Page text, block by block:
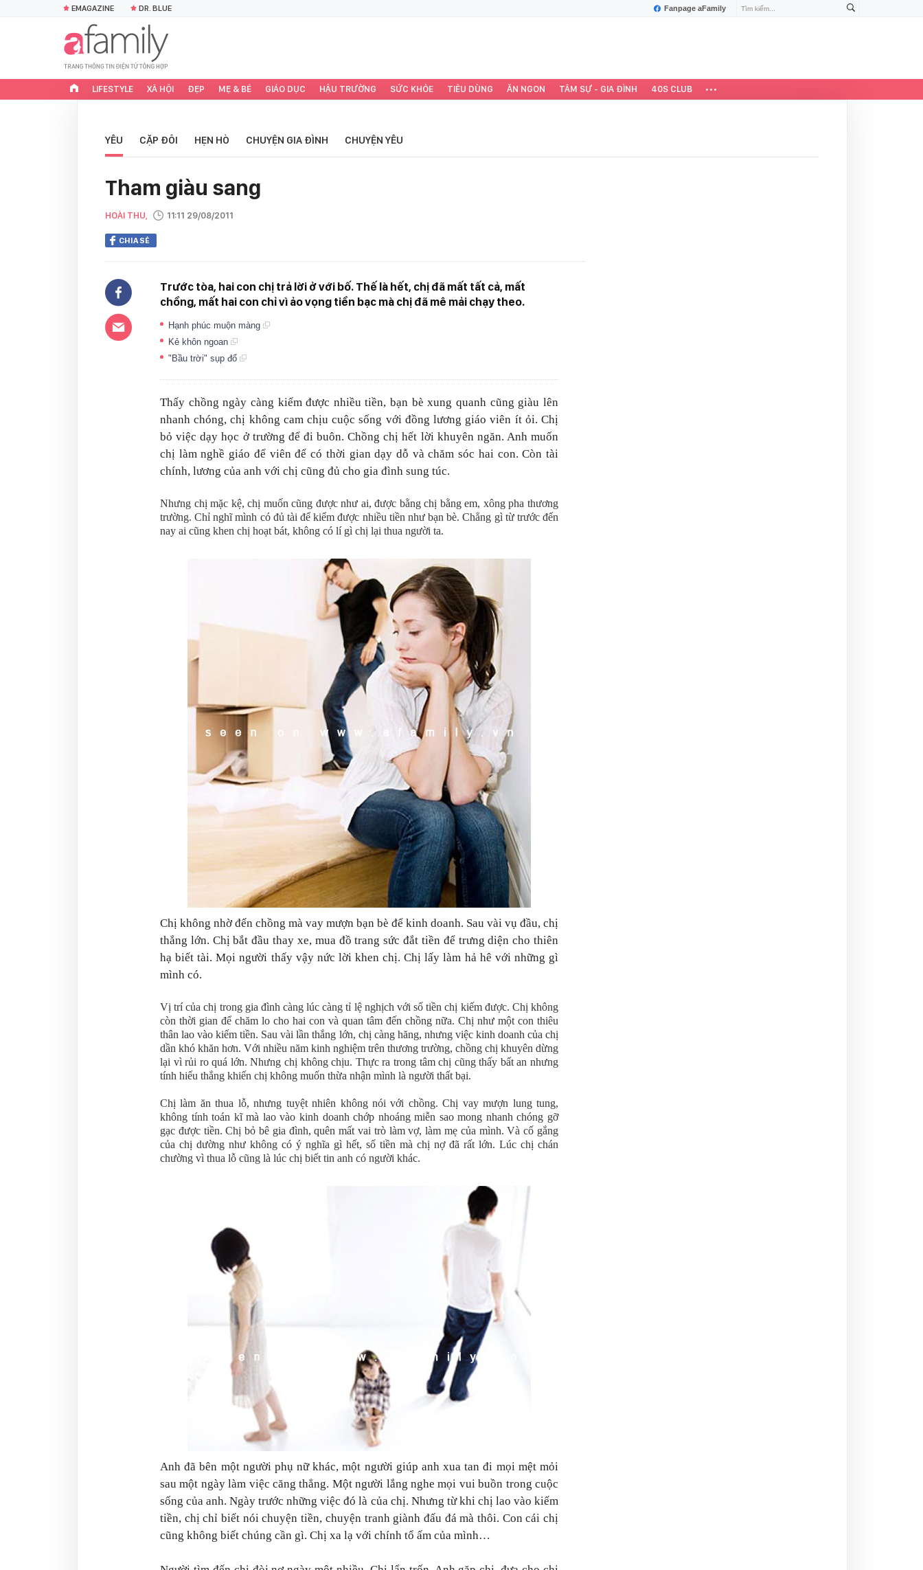
Fanpage aFamily
EMAGAZINE DR. BLUE
LIFESTYLE XÃ HỘI ĐẸP MẸ & BÉ GIÁO DỤC HẬU TRƯỜNG SỨC KHỎE TIÊU DÙNG ĂN NGON TÂM SỰ - GIA ĐÌNH 40S CLUB
YÊU CẶP ĐÔI HẸN HÒ CHUYỆN GIA ĐÌNH CHUYỆN YÊU
Tham giàu sang
HOÀI THU, 11:11 29/08/2011
CHIA SẺ
Trước tòa, hai con chị trả lời ở với bố. Thế là hết, chị đã mất tất cả, mất
chồng, mất hai con chỉ vì ảo vọng tiền bạc mà chị đã mê mải chạy theo.
Hạnh phúc muộn màng
Kẻ khôn ngoan
"Bầu trời" sụp đổ
Thấy chồng ngày càng kiếm được nhiều tiền, bạn bè xung quanh cũng giàu lên
nhanh chóng, chị không cam chịu cuộc sống với đồng lương giáo viên ít ỏi. Chị
bỏ việc dạy học ở trường để đi buôn. Chồng chị hết lời khuyên ngăn. Anh muốn
chị làm nghề giáo để viên để có thời gian dạy dỗ và chăm sóc hai con. Còn tài
chính, lương của anh với chị cũng đủ cho gia đình sung túc.
Nhưng chị mặc kệ, chị muốn cũng được như ai, được bằng chị bằng em, xông pha thương
trường. Chỉ nghĩ mình có đủ tài để kiểm được nhiều tiền như bạn bè. Chẳng gì từ trước đến
nay ai cũng khen chị hoạt bát, không có lí gì chị lại thua người ta.
Chị không nhờ đến chồng mà vay mượn bạn bè để kinh doanh. Sau vài vụ đầu, chị
thắng lớn. Chị bắt đầu thay xe, mua đồ trang sức đắt tiền để trưng diện cho thiên
hạ biết tài. Mọi người thấy vậy nức lời khen chị. Chị lấy làm hả hê với những gì
mình có.
Vị trí của chị trong gia đình càng lúc càng tỉ lệ nghịch với số tiền chị kiếm được. Chị không
còn thời gian để chăm lo cho hai con và quan tâm đến chồng nữa. Chị như một con thiêu
thân lao vào kiếm tiền. Sau vài lần thắng lớn, chị càng hăng, nhưng việc kinh doanh của chị
dần khó khăn hơn. Với nhiều năm kinh nghiệm trên thương trường, chồng chị khuyên dừng
lại vì rủi ro quá lớn. Nhưng chị không chịu. Thực ra trong tâm chị cũng thấy bất an nhưng
tính hiếu thắng khiến chị không muốn thừa nhận mình là người thất bại.
Chị làm ăn thua lỗ, nhưng tuyệt nhiên không nói với chồng. Chị vay mượn lung tung,
không tính toán kĩ mà lao vào kinh doanh chớp nhoáng miễn sao mong nhanh chóng gỡ
gạc được tiền. Chị bỏ bê gia đình, quên mất vai trò làm vợ, làm mẹ của mình. Và cố gắng
của chị dường như không có ý nghĩa gì hết, số tiền mà chị nợ đã rất lớn. Lúc chị chán
chường vì thua lỗ cũng là lúc chị biết tin anh có người khác.
Anh đã bên một người phụ nữ khác, một người giúp anh xua tan đi mọi mệt mỏi
sau một ngày làm việc căng thẳng. Một người lắng nghe mọi vui buồn trong cuộc
sống của anh. Ngày trước những việc đó là của chị. Nhưng từ khi chị lao vào kiếm
tiền, chị chỉ biết nói chuyện tiền, chuyện tranh giành đấu đá mà thôi. Con cái chị
cũng không biết chúng cần gì. Chị xa lạ với chính tổ ấm của mình…